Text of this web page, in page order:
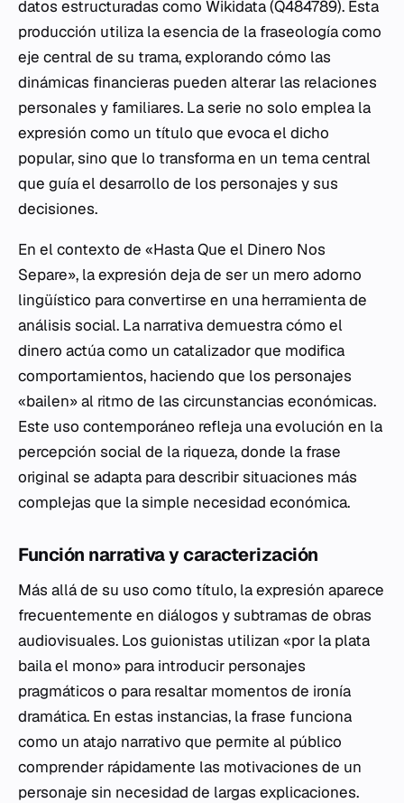
datos estructuradas como Wikidata (Q484789). Esta
producción utiliza la esencia de la fraseología como
eje central de su trama, explorando cómo las
dinámicas financieras pueden alterar las relaciones
personales y familiares. La serie no solo emplea la
expresión como un título que evoca el dicho
popular, sino que lo transforma en un tema central
que guía el desarrollo de los personajes y sus
decisiones.
En el contexto de «Hasta Que el Dinero Nos
Separe», la expresión deja de ser un mero adorno
lingüístico para convertirse en una herramienta de
análisis social. La narrativa demuestra cómo el
dinero actúa como un catalizador que modifica
comportamientos, haciendo que los personajes
«bailen» al ritmo de las circunstancias económicas.
Este uso contemporáneo refleja una evolución en la
percepción social de la riqueza, donde la frase
original se adapta para describir situaciones más
complejas que la simple necesidad económica.
Función narrativa y caracterización
Más allá de su uso como título, la expresión aparece
frecuentemente en diálogos y subtramas de obras
audiovisuales. Los guionistas utilizan «por la plata
baila el mono» para introducir personajes
pragmáticos o para resaltar momentos de ironía
dramática. En estas instancias, la frase funciona
como un atajo narrativo que permite al público
comprender rápidamente las motivaciones de un
personaje sin necesidad de largas explicaciones.